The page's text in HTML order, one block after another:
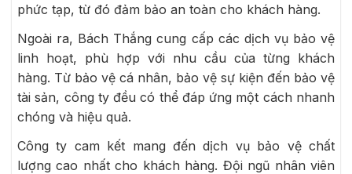
phức tạp, từ đó đảm bảo an toàn cho khách hàng.
Ngoài ra, Bách Thắng cung cấp các dịch vụ bảo vệ
linh hoạt, phù hợp với nhu cầu của từng khách
hàng. Từ bảo vệ cá nhân, bảo vệ sự kiện đến bảo vệ
tài sản, công ty đều có thể đáp ứng một cách nhanh
chóng và hiệu quả.
Công ty cam kết mang đến dịch vụ bảo vệ chất
lượng cao nhất cho khách hàng. Đội ngũ nhân viên